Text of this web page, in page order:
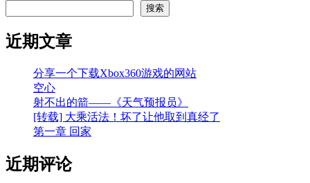
搜索
近期文章
分享一个下载Xbox360游戏的网站
空心
射不出的箭——《天气预报员》
[转载] 大乘活法！坏了让他取到真经了
第一章 回家
近期评论